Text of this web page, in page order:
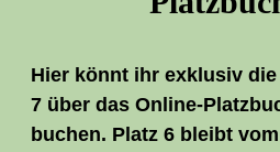
Hier könnt ihr exklu­siv die
7 über das Online-
buchen. Platz 6 bleibt